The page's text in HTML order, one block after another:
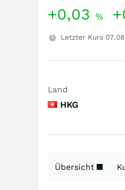
+0,03 %
Letzter Kurs
Land
HKG
Übersicht